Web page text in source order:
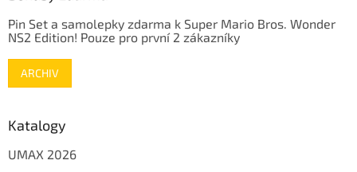
Pin Set a samolepky zdarma k Super Mario Bros. Wonder
NS2 Edition! Pouze pro první 2 zákazníky
ARCHIV
Katalogy
UMAX 2026